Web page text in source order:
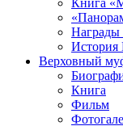
Книга
Верховный
Книга
Фильм